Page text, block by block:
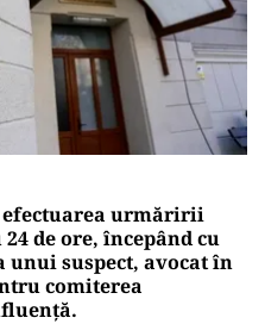
efectuarea urmăririi
de ore, începând cu
unui suspect, avocat în
comiterea